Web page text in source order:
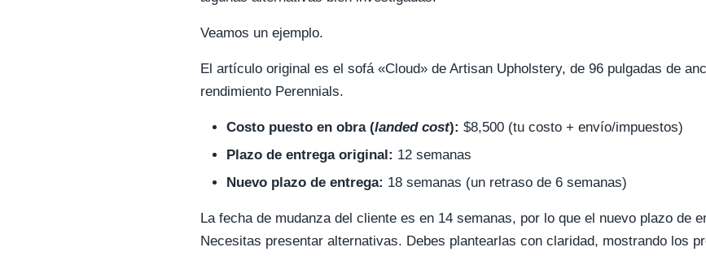
Veamos un ejemplo.
El artículo original es el sofá «Cloud» de Artisan Upholstery, de 96 pulgadas de
rendimiento Perennials.
Costo puesto en obra (landed cost): $8,500 (tu costo + envío/impuestos)
Plazo de entrega original: 12 semanas
Nuevo plazo de entrega: 18 semanas (un retraso de 6 semanas)
La fecha de mudanza del cliente es en 14 semanas, por lo que el nuevo plazo de
Necesitas presentar alternativas. Debes plantearlas con claridad, mostrando los